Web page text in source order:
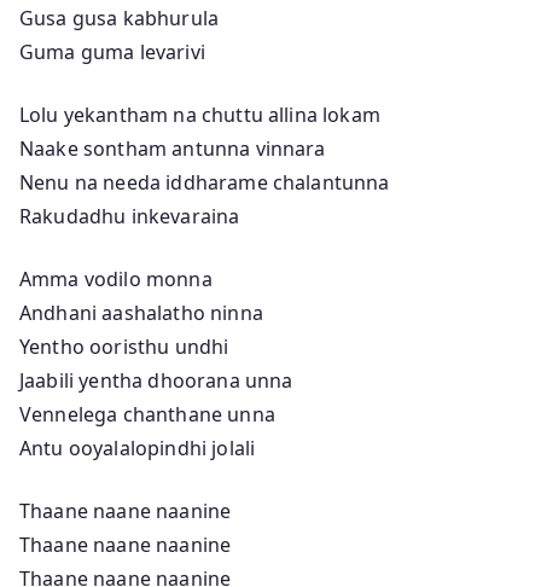
Gusa gusa kabhurula
Guma guma levarivi
Lolu yekantham na chuttu allina lokam
Naake sontham antunna vinnara
Nenu na needa iddharame chalantunna
Rakudadhu inkevaraina
Amma vodilo monna
Andhani aashalatho ninna
Yentho ooristhu undhi
Jaabili yentha dhoorana unna
Vennelega chanthane unna
Antu ooyalalopindhi jolali
Thaane naane naanine
Thaane naane naanine
Thaane naane naanine